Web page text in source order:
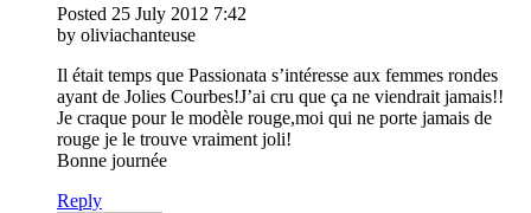
Posted 25 July 2012 7:42
by oliviachanteuse
Il était temps que Passionata s’intéresse aux femmes rondes
ayant de Jolies Courbes!J’ai cru que ça ne viendrait jamais!!
Je craque pour le modèle rouge,moi qui ne porte jamais de
rouge je le trouve vraiment joli!
Bonne journée
Reply